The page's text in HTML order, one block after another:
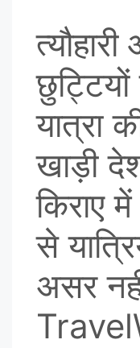
यात्रा
खाड़ी
किराए
से
असर